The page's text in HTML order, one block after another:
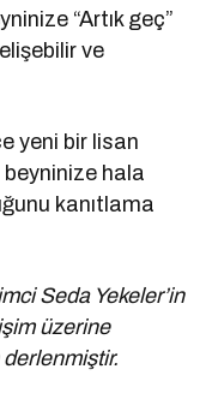
“Artık geç”
ve
yeni bir lisan
beyninize hala
kanıtlama
Seda Yekeler’in
üzerine